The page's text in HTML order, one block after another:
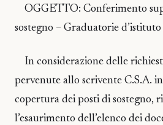
OGGETTO: Conferimento
sostegno – Graduatorie
In considerazione delle
pervenute allo scrivente C.S.A.
copertura dei posti di sostegno,
l’esaurimento dell’elenco dei